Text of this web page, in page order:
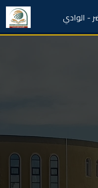
- الوادي